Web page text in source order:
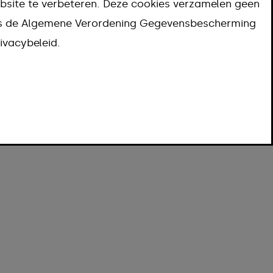
open in groter venster
te verbeteren. Deze cookies verzamelen geen
Algemene Verordening Gegevensbescherming